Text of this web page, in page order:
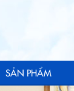
SẢN PHẨM